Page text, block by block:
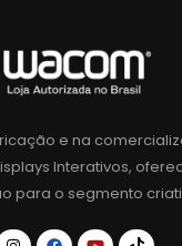
e na
Interativos,
para o segmento